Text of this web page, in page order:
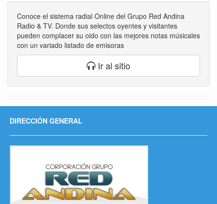
Conoce el sistema radial Online del Grupo Red Andina
Radio & TV. Donde sus selectos oyentes y visitantes
pueden complacer su oido con las mejores notas músicales
con un variado listado de emisoras
Ir al sitio
DIRECCIÓN GENERAL